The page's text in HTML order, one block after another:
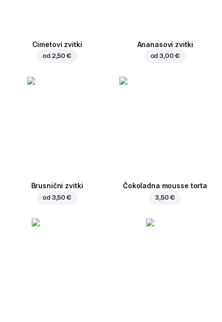
Cimetovi zvitki
od 2,50 €
Ananasovi zvitki
od3,00 €
Brusnični zvitki
od 3,50 €
Čokoladna mousse torta
3,50 €